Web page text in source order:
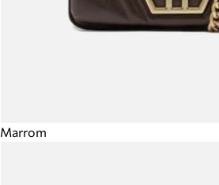
Marrom